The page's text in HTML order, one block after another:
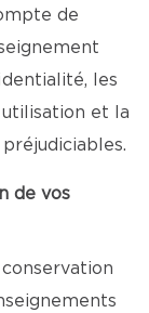
de
les
et la
de vos